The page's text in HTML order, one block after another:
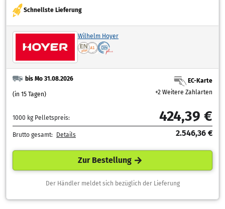
Schnellste Lieferung
Wilhelm Hoyer
bis Mo 31.08.2026
(in 15 Tagen)
EC-Karte
+2 Weitere Zahlarten
1000 kg Pelletspreis: 424,39 €
Brutto gesamt: Details 2.546,36 €
Zur Bestellung
Der Händler meldet sich bezüglich der Lieferung